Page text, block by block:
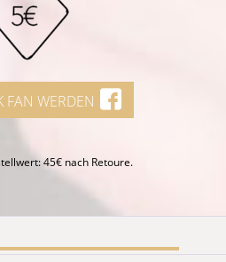
FAN WERDEN
45€ nach Retoure.